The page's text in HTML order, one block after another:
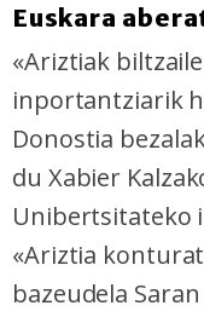
Euskara
«Ariztiak
inportantziarik
Donostia
du Xabier
Unibertsitateko
«Ariztia
bazeudela